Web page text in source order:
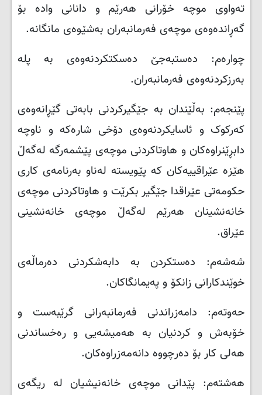
تەواوی موچە خۆرانی هەرێم و دانانی وادە بۆ
گەڕاندەوەی موچەی فەرمانبەران بەشێوەی مانگانە.
چوارەم: دەستبەجێ دەسکتکردنەوەی بە پلە
بەرزکردنەوەی فەرمانبەران.
پێنجەم: بەڵێندان بە جێگیرکردنی بابەتی گێڕانەوەی
کەرکوک و ئاسایکردنەوەی دۆخی شارەکە و ناوچە
دابڕێنراوەکان و هاوتاکردنى موچەى پێشمەرگە لەگەڵ
هێزە عێراقییەکان کە پێویستە لەناو بەرنامەی کاری
حکومەتی عێراقدا جێگیر بکرێت و هاوتاکردنی موچەی
خانەنشینان هەرێم لەگەڵ موچەی خانەنشینی
عێراق.
شەشەم: دەستکردن بە دابەشکردنی دەرماڵەی
خوێندکارانی زانکۆ و پەیمانگاکان.
حەوتەم: دامەزراندنی فەرمانبەرانی گرێبەست و
خۆبەش و کردنیان بە هەمیشەیی و رەخساندنی
هەلى کار بۆ دەرچووە دانەمەزراوەکان.
هەشتەم: پێدانی موچەی خانەنیشیان لە ریگەی